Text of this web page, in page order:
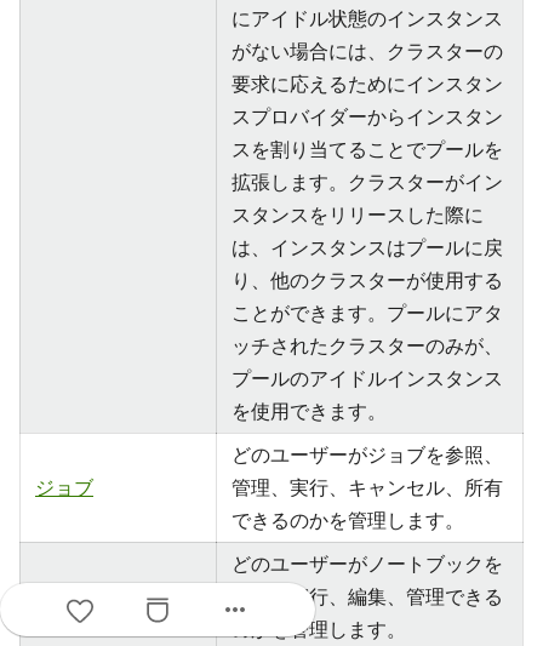
にアイドル状態のインスタンス
がない場合には、クラスターの
要求に応えるためにインスタン
スプロバイダーからインスタン
スを割り当てることでプールを
拡張します。クラスターがイン
スタンスをリリースした際に
は、インスタンスはプールに戻
り、他のクラスターが使用する
ことができます。プールにアタ
ッチされたクラスターのみが、
プールのアイドルインスタンス
を使用できます。
ジョブ
どのユーザーがジョブを参照、
管理、実行、キャンセル、所有
できるのかを管理します。
ノートブック
どのユーザーがノートブックを
参照、実行、編集、管理できる
のかを管理します。
more_horiz